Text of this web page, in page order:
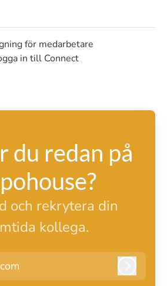
för medarbetare
in till Connect
du redan på
och rekrytera din
kollega.